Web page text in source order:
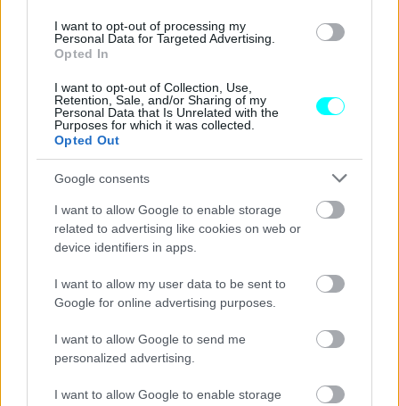
I want to opt-out of processing my
Personal Data for Targeted Advertising.
Opted In
I want to opt-out of Collection, Use,
Retention, Sale, and/or Sharing of my
Personal Data that Is Unrelated with the
Purposes for which it was collected.
Opted Out
Google consents
I want to allow Google to enable storage
related to advertising like cookies on web or
device identifiers in apps.
I want to allow my user data to be sent to
Google for online advertising purposes.
I want to allow Google to send me
personalized advertising.
I want to allow Google to enable storage